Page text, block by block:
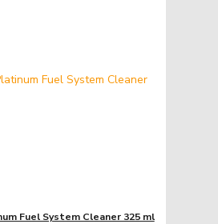
Fuel System Cleaner 325 ml